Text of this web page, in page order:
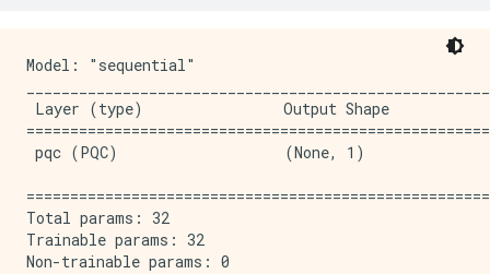
Model: "sequential"
Layer (type)                Output Shape
pqc (PQC)                   (None, 1)
Total params: 32
Trainable params: 32
Non-trainable params: 0